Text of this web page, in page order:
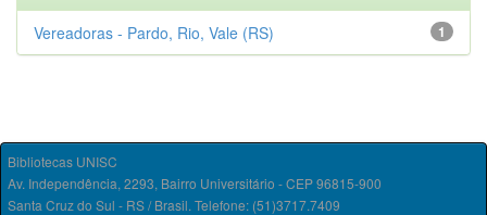
1
Vereadoras - Pardo, Rio, Vale (RS)
Bibliotecas UNISC
Av. Independência, 2293, Bairro Universitário - CEP 96815-900
Santa Cruz do Sul - RS / Brasil. Telefone: (51)3717.7409